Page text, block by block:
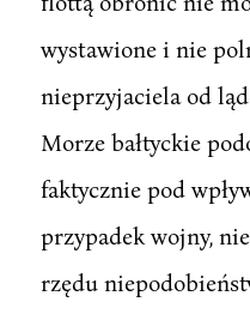
wystawione i nie
nieprzyjaciela od
Morze bałtyckie
faktycznie pod
przypadek wojny,
rzędu